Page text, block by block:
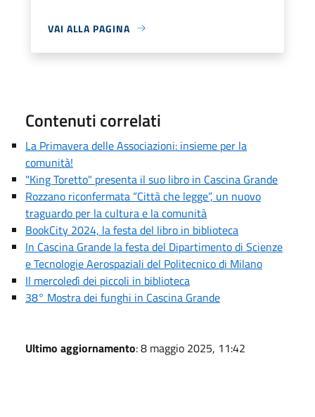
VAI ALLA PAGINA
Contenuti correlati
La Primavera delle Associazioni: insieme per la
comunità!
"King Toretto" presenta il suo libro in Cascina Grande
Rozzano riconfermata “Città che legge”, un nuovo
traguardo per la cultura e la comunità
BookCity 2024, la festa del libro in biblioteca
In Cascina Grande la festa del Dipartimento di Scienze
e Tecnologie Aerospaziali del Politecnico di Milano
Il mercoledì dei piccoli in biblioteca
38° Mostra dei funghi in Cascina Grande
Ultimo aggiornamento: 8 maggio 2025, 11:42